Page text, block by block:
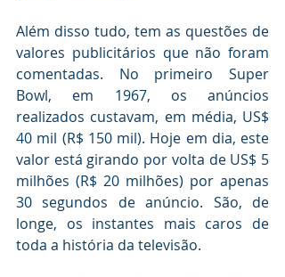
Além disso tudo, tem as questões de
valores publicitários que não foram
comentadas. No primeiro Super
Bowl, em 1967, os anúncios
realizados custavam, em média, US$
40 mil (R$ 150 mil). Hoje em dia, este
valor está girando por volta de US$ 5
milhões (R$ 20 milhões) por apenas
30 segundos de anúncio. São, de
longe, os instantes mais caros de
toda a história da televisão.